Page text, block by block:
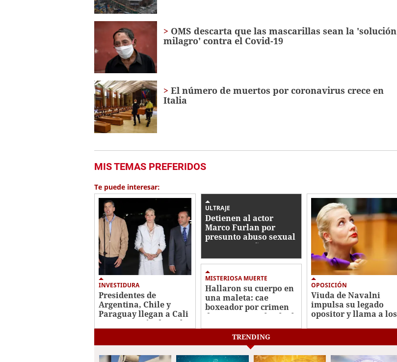
OMS descarta que las mascarillas sean la 'solución
milagro' contra el Covid-19
El número de muertos por coronavirus crece en
Italia
MIS TEMAS PREFERIDOS
Te puede interesar:
INVESTIDURA
Presidentes de
Argentina, Chile y
Paraguay llegan a Cali
para posesión de De la
ULTRAJE
Detienen al actor
Marco Furlan por
presunto abuso sexual
contra un niño autista
MISTERIOSA MUERTE
Hallaron su cuerpo en
una maleta: cae
boxeador por crimen
de misionera Elisabeth
Ross
OPOSICIÓN
Viuda de Navalni
impulsa su legado
opositor y llama a los
TRENDING